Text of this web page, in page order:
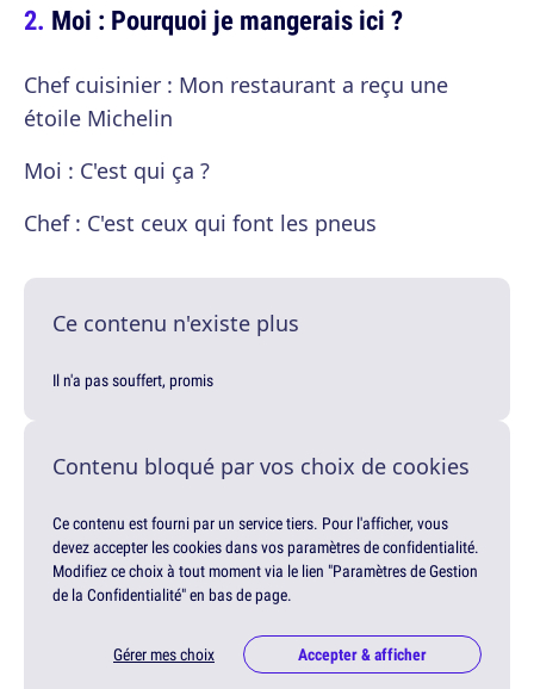
Moi : Pourquoi je mangerais ici ?
Chef cuisinier : Mon restaurant a reçu une
étoile Michelin
Moi : C'est qui ça ?
Chef : C'est ceux qui font les pneus
Ce contenu n'existe plus
Il n'a pas souffert, promis
Contenu bloqué par vos choix de cookies
Ce contenu est fourni par un service tiers. Pour l'afficher, vous
devez accepter les cookies dans vos paramètres de confidentialité.
Modifiez ce choix à tout moment via le lien "Paramètres de Gestion
de la Confidentialité" en bas de page.
Gérer mes choix Accepter & afficher